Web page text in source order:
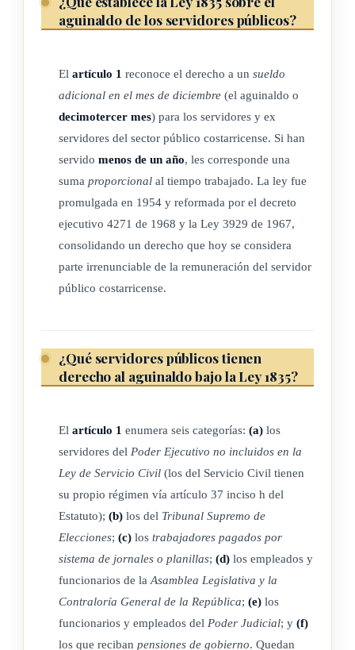
entre el 1º de noviembre del año anterior y el 31 de octubre
del año respectivo. En cuanto a los trabajadores pagados por
el sistema de jornales o planillas, el Ministerio de Hacienda
podrá adoptar el procedimiento que estime más apropiado al
extraordinarios, devengados durante el período indicado en el
modificado el inciso h) del artículo 37 del Estatuto de
Servicio Civil.
ARTÍCULO 3º
Las sumas que perciban los beneficiarios por el desempeño
de otras funciones distintas a las de su cargo principal, así
como las que perciban por concepto de viáticos o gastos de
viaje y del subsidio familiar, no se considerarán como parte
del salario o pensión, para los efectos de cálculo a que se
aguinaldo de los servidores públicos?
El artículo 1 reconoce el derecho a un sueldo
adicional en el mes de diciembre (el aguinaldo o
decimotercer mes) para los servidores y ex
servidores del sector público costarricense. Si han
servido menos de un año, les corresponde una
suma proporcional al tiempo trabajado. La ley fue
promulgada en 1954 y reformada por el decreto
ejecutivo 4271 de 1968 y la Ley 3929 de 1967,
consolidando un derecho que hoy se considera
parte irrenunciable de la remuneración del servidor
público costarricense.
¿Qué servidores públicos tienen
derecho al aguinaldo bajo la Ley 1835?
El artículo 1 enumera seis categorías: (a) los
servidores del Poder Ejecutivo no incluidos en la
Ley de Servicio Civil (los del Servicio Civil tienen
su propio régimen vía artículo 37 inciso h del
Estatuto); (b) los del Tribunal Supremo de
Elecciones; (c) los trabajadores pagados por
sistema de jornales o planillas; (d) los empleados y
funcionarios de la Asamblea Legislativa y la
Contraloría General de la República; (e) los
funcionarios y empleados del Poder Judicial; y (f)
los que reciban pensiones de gobierno. Quedan